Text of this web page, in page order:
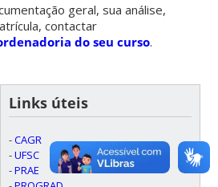
geral, sua análise,
contactar
do seu curso.
Links úteis
-CAGR
-UFSC
-PRAE